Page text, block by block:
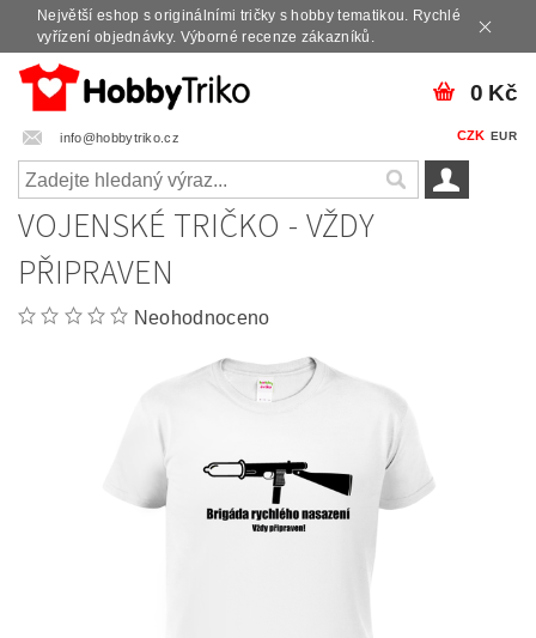
Největší eshop s originálními tričky s hobby tematikou. Rychlé
vyřízení objednávky. Výborné recenze zákazníků.
info@hobbytriko.cz CZK EUR
0 Kč
VOJENSKÉ TRIČKO - VŽDY
PŘIPRAVEN
Neohodnoceno